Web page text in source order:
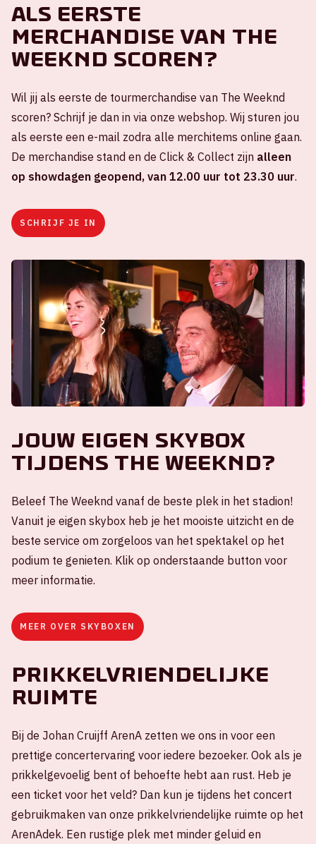
Als eerste
merchandise van The
Weeknd scoren?
Wil jij als eerste de tourmerchandise van The Weeknd
scoren? Schrijf je dan in via onze webshop. Wij sturen jou
als eerste een e-mail zodra alle merchitems online gaan.
De merchandise stand en de Click & Collect zijn alleen
op showdagen geopend, van 12.00 uur tot 23.30 uur.
SCHRIJF JE IN
Jouw eigen skybox
tijdens The Weeknd?
Beleef The Weeknd vanaf de beste plek in het stadion!
Vanuit je eigen skybox heb je het mooiste uitzicht en de
beste service om zorgeloos van het spektakel op het
podium te genieten. Klik op onderstaande button voor
meer informatie.
MEER OVER SKYBOXEN
Prikkelvriendelijke
ruimte
Bij de Johan Cruijff ArenA zetten we ons in voor een
prettige concertervaring voor iedere bezoeker. Ook als je
prikkelgevoelig bent of behoefte hebt aan rust. Heb je
een ticket voor het veld? Dan kun je tijdens het concert
gebruikmaken van onze prikkelvriendelijke ruimte op het
ArenAdek. Een rustige plek met minder geluid en